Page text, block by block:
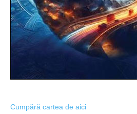
Cumpără cartea de aici